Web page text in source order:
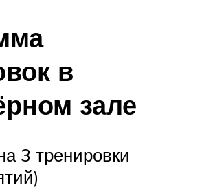
в
зале
3 тренировки